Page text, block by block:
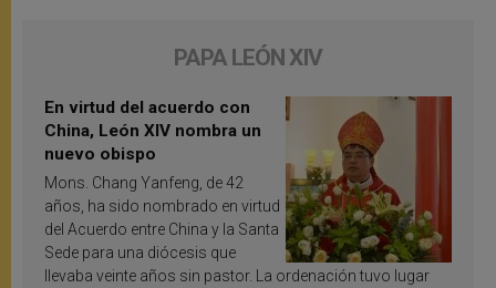
PAPA LEÓN XIV
En virtud del acuerdo con
China, León XIV nombra un
nuevo obispo
Mons. Chang Yanfeng, de 42
años, ha sido nombrado en virtud
del Acuerdo entre China y la Santa
Sede para una diócesis que
llevaba veinte años sin pastor. La ordenación tuvo lugar